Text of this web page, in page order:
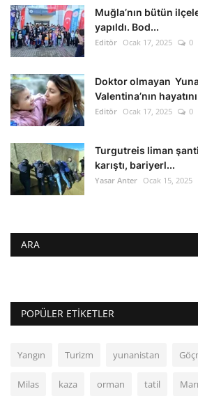
Muğla’nın bütün
yapıldı. Bod...
Editör Ocak 17, 2025 0
Doktor olmayan
Valentina’nın
Editör Ocak 17, 2025 0
Turgutreis liman
karıştı, bariyerl...
Yasar Anter Ocak 15, 2025
ARA
POPÜLER ETIKETLER
Yangın Turizm yunanistan
Milas kaza orman tatil